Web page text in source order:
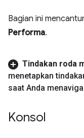
Bagian ini
Performa.
Tindakan roda
menetapkan
saat Anda
Konsol